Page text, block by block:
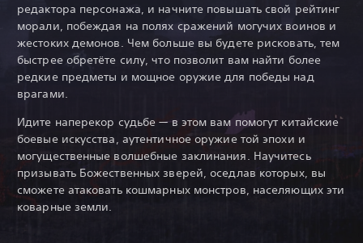
редактора персонажа, и начните повышать свой рейтинг
морали, побеждая на полях сражений могучих воинов и
жестоких демонов. Чем больше вы будете рисковать, тем
быстрее обретёте силу, что позволит вам найти более
редкие предметы и мощное оружие для победы над
врагами.
Идите наперекор судьбе — в этом вам помогут китайские
боевые искусства, аутентичное оружие той эпохи и
могущественные волшебные заклинания. Научитесь
призывать Божественных зверей, оседлав которых, вы
сможете атаковать кошмарных монстров, населяющих эти
коварные земли.